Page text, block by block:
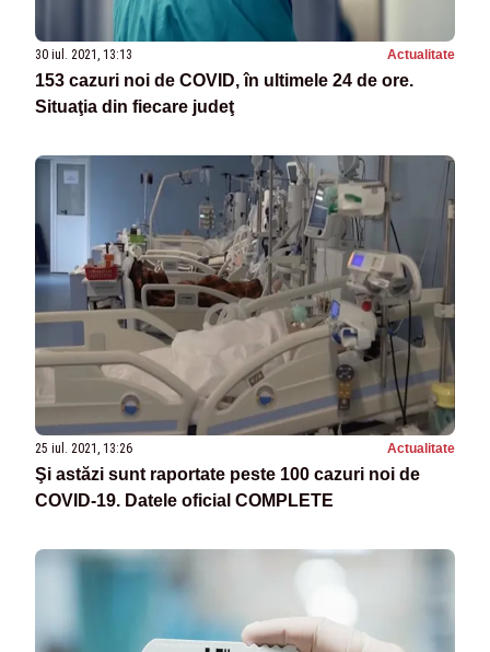
30 iul. 2021, 13:13 Actualitate
153 cazuri noi de COVID, în ultimele 24 de ore.
Situaţia din fiecare judeţ
25 iul. 2021, 13:26 Actualitate
Şi astăzi sunt raportate peste 100 cazuri noi de
COVID-19. Datele oficial COMPLETE